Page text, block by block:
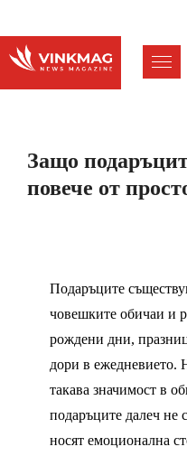
Защо
повече от
Подаръците
човешките обичаи и
рождени дни,
дори в ежедневието.
такава значимост в
подаръците далеч не
носят емоционална